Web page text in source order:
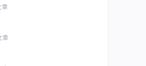
章
章